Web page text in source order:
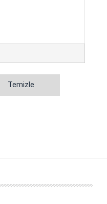
Temizle